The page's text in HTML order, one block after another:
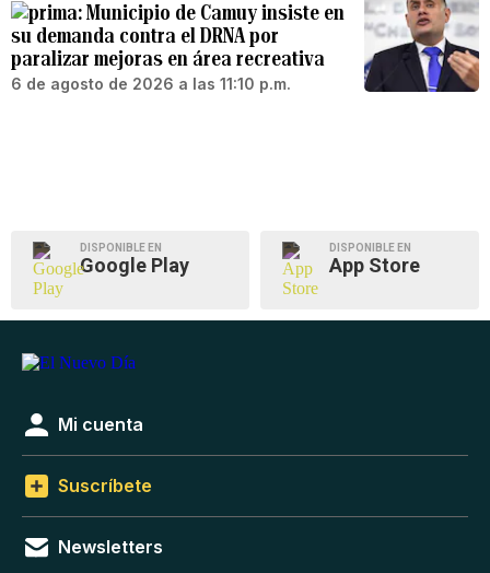
Municipio de Camuy insiste en
su demanda contra el DRNA por
paralizar mejoras en área recreativa
6 de agosto de 2026 a las 11:10 p.m.
DISPONIBLE EN
Google Play
DISPONIBLE EN
App Store
Mi cuenta
Suscríbete
Newsletters